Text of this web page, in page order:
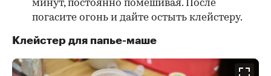
минут, постоянно помешивая. После
погасите огонь и дайте остыть клейстеру.
Клейстер для папье-маше